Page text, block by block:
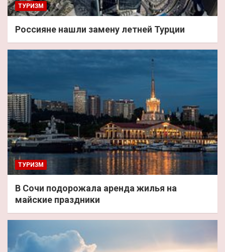
ТУРИЗМ
Россияне нашли замену летней Турции
ТУРИЗМ
В Сочи подорожала аренда жилья на
майские праздники